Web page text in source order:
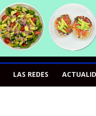
LAS REDES